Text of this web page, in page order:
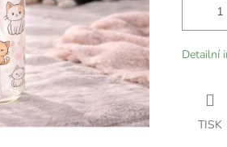
Detailní
TISK